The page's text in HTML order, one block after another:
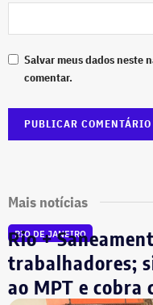
Salvar meus dados neste
comentar.
Mais notícias
RIO DE JANEIRO
Rio +
trabalhadores;
ao MPT e